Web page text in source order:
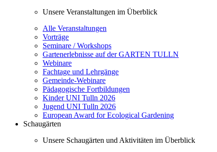
Unsere Veranstaltungen im Überblick
Alle Veranstaltungen
Vorträge
Seminare / Workshops
Gartenerlebnisse auf der GARTEN TULLN
Webinare
Fachtage und Lehrgänge
Gemeinde-Webinare
Pädagogische Fortbildungen
Kinder UNI Tulln 2026
Jugend UNI Tulln 2026
European Award for Ecological Gardening
Schaugärten
Unsere Schaugärten und Aktivitäten im Überblick